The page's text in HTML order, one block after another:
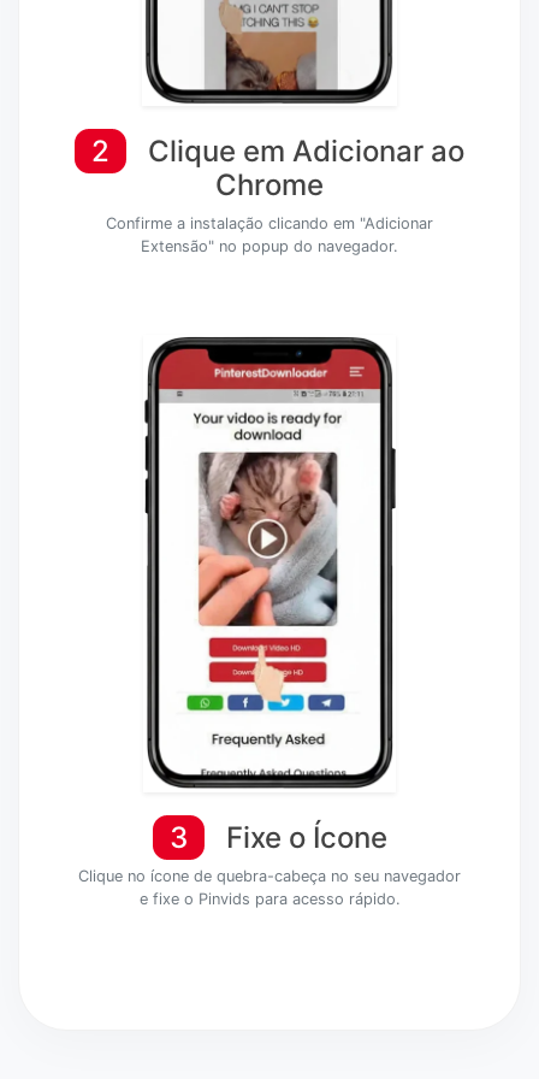
2
Clique em Adicionar ao
Chrome
Confirme a instalação clicando em "Adicionar
Extensão" no popup do navegador.
3 Fixe o Ícone
Clique no ícone de quebra-cabeça no seu navegador
e fixe o Pinvids para acesso rápido.